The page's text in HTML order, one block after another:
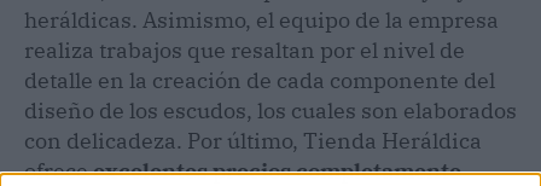
heráldicas. Asimismo, el equipo de la empresa
realiza trabajos que resaltan por el nivel de
detalle en la creación de cada componente del
diseño de los escudos, los cuales son elaborados
con delicadeza. Por último, Tienda Heráldica
ofreceexcelentes precios completamente